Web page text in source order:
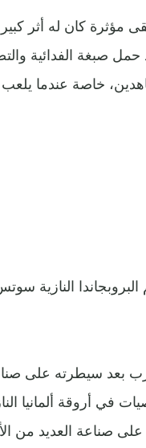
مؤثرة كان له أثر
صبغة الفدائية
خاصة عندما
بعد سيطرته على
في أروقة ألمانيا
صناعة العديد من